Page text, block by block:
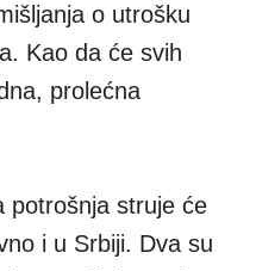
o utrošku
Kao da će svih
prolećna
potrošnja struje će
i u Srbiji. Dva su